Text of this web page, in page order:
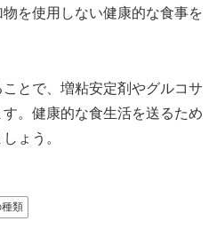
を使用しない健康的な食事を
とで、増粘安定剤やグルコサ
。健康的な食生活を送るため
ょう。
類